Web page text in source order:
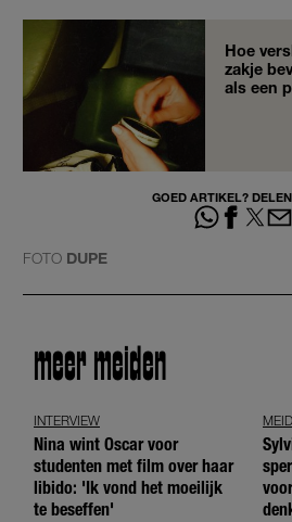
Hoe
zakje
als een
GOED ARTIKEL?
FOTO DUPE
meer meiden
INTERVIEW
Nina wint Oscar voor
studenten met film over haar
libido: 'Ik vond het moeilijk
te beseffen'